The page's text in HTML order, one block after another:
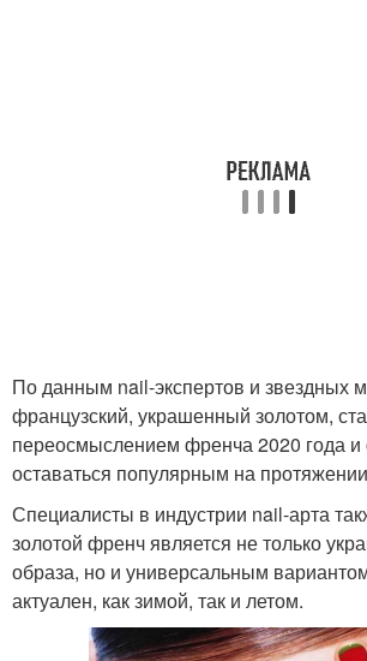
По данным nail-экспертов и звездных
французский, украшенный золотом,
переосмыслением френча 2020 года
оставаться популярным на
Специалисты в индустрии nail-арта
золотой френч является не только
образа, но и универсальным
актуален, как зимой, так и летом.